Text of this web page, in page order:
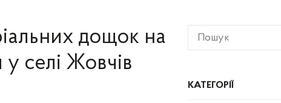
КАТЕГОРІЇ
дощок на
у селі Жовчів